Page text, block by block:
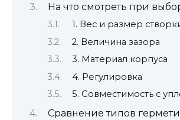
На что смотреть при
1. Вес и размер
2. Величина зазора
3. Материал корпуса
4. Регулировка
5. Совместимость с
Сравнение типов